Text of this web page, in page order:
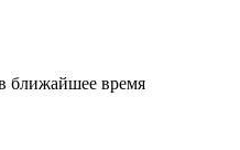
ближайшее время